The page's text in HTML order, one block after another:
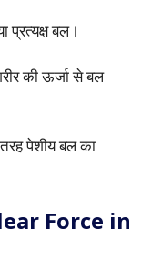
प्रत्यक्ष बल।
की ऊर्जा से बल
पेशीय बल का
Force in